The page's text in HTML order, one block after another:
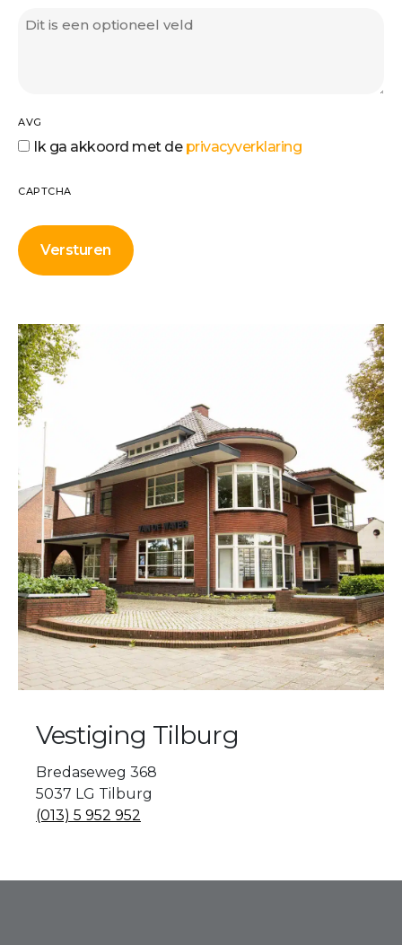
AVG
Ik ga akkoord met de privacyverklaring
CAPTCHA
Vestiging Tilburg
Bredaseweg 368
5037 LG Tilburg
(013) 5 952 952